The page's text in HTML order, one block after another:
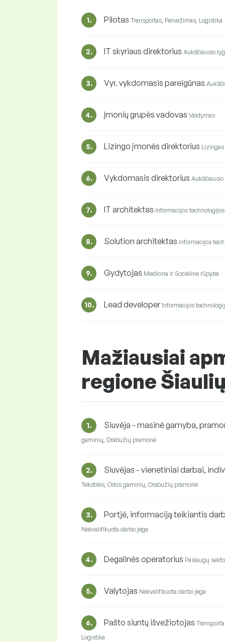
1. Pilotas Transportas, Pervežimas, Logistika
2. IT skyriaus direktorius Aukščiausio
3. Vyr. vykdomasis pareigūnas
4. Įmonių grupės vadovas Valdymas
5. Lizingo įmonės direktorius Lizingas
6. Vykdomasis direktorius Aukščiausio
7. IT architektas Informacijos technologijos
8. Solution architektas Informacijos
9. Gydytojas Medicina ir Socialinė rūpyba
10. Lead developer Informacijos
Mažiausiai
regione
1. Siuvėja - masinė gamyba,
gaminių, Drabužių pramonė
2. Siuvėjas - vienetiniai darbai,
Tekstilės, Odos gaminių, Drabužių pramonė
3. Portjė, informaciją teikiantis
Nekvalifikuota darbo jėga
4. Degalinės operatorius Paslaugų
5. Valytojas Nekvalifikuota darbo jėga
6. Pašto siuntų išvežiotojas
Logistika